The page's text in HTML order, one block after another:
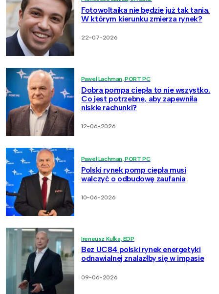
Fotowoltaika nie będzie już tak tania.
W którym kierunku zmierza rynek?
22-07-2026
Paweł Lachman, PORT PC
Dobra pompa ciepła to nie wszystko.
Co jest potrzebne, aby zapewniła
niskie rachunki?
12-06-2026
Paweł Lachman, PORT PC
Polski rynek pomp ciepła musi
walczyć o odbudowę zaufania
10-06-2026
Ireneusz Kulka, EDP
Bez UC84 polski rynek energetyki
odnawialnej znalazłby się w impasie
09-06-2026